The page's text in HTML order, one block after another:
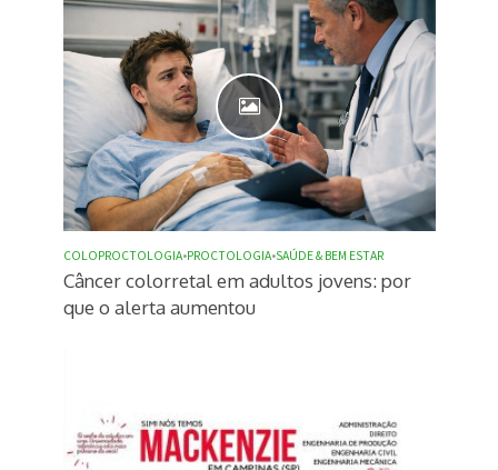
COLOPROCTOLOGIA•PROCTOLOGIA•SAÚDE & BEM ESTAR
Câncer colorretal em adultos jovens: por
que o alerta aumentou